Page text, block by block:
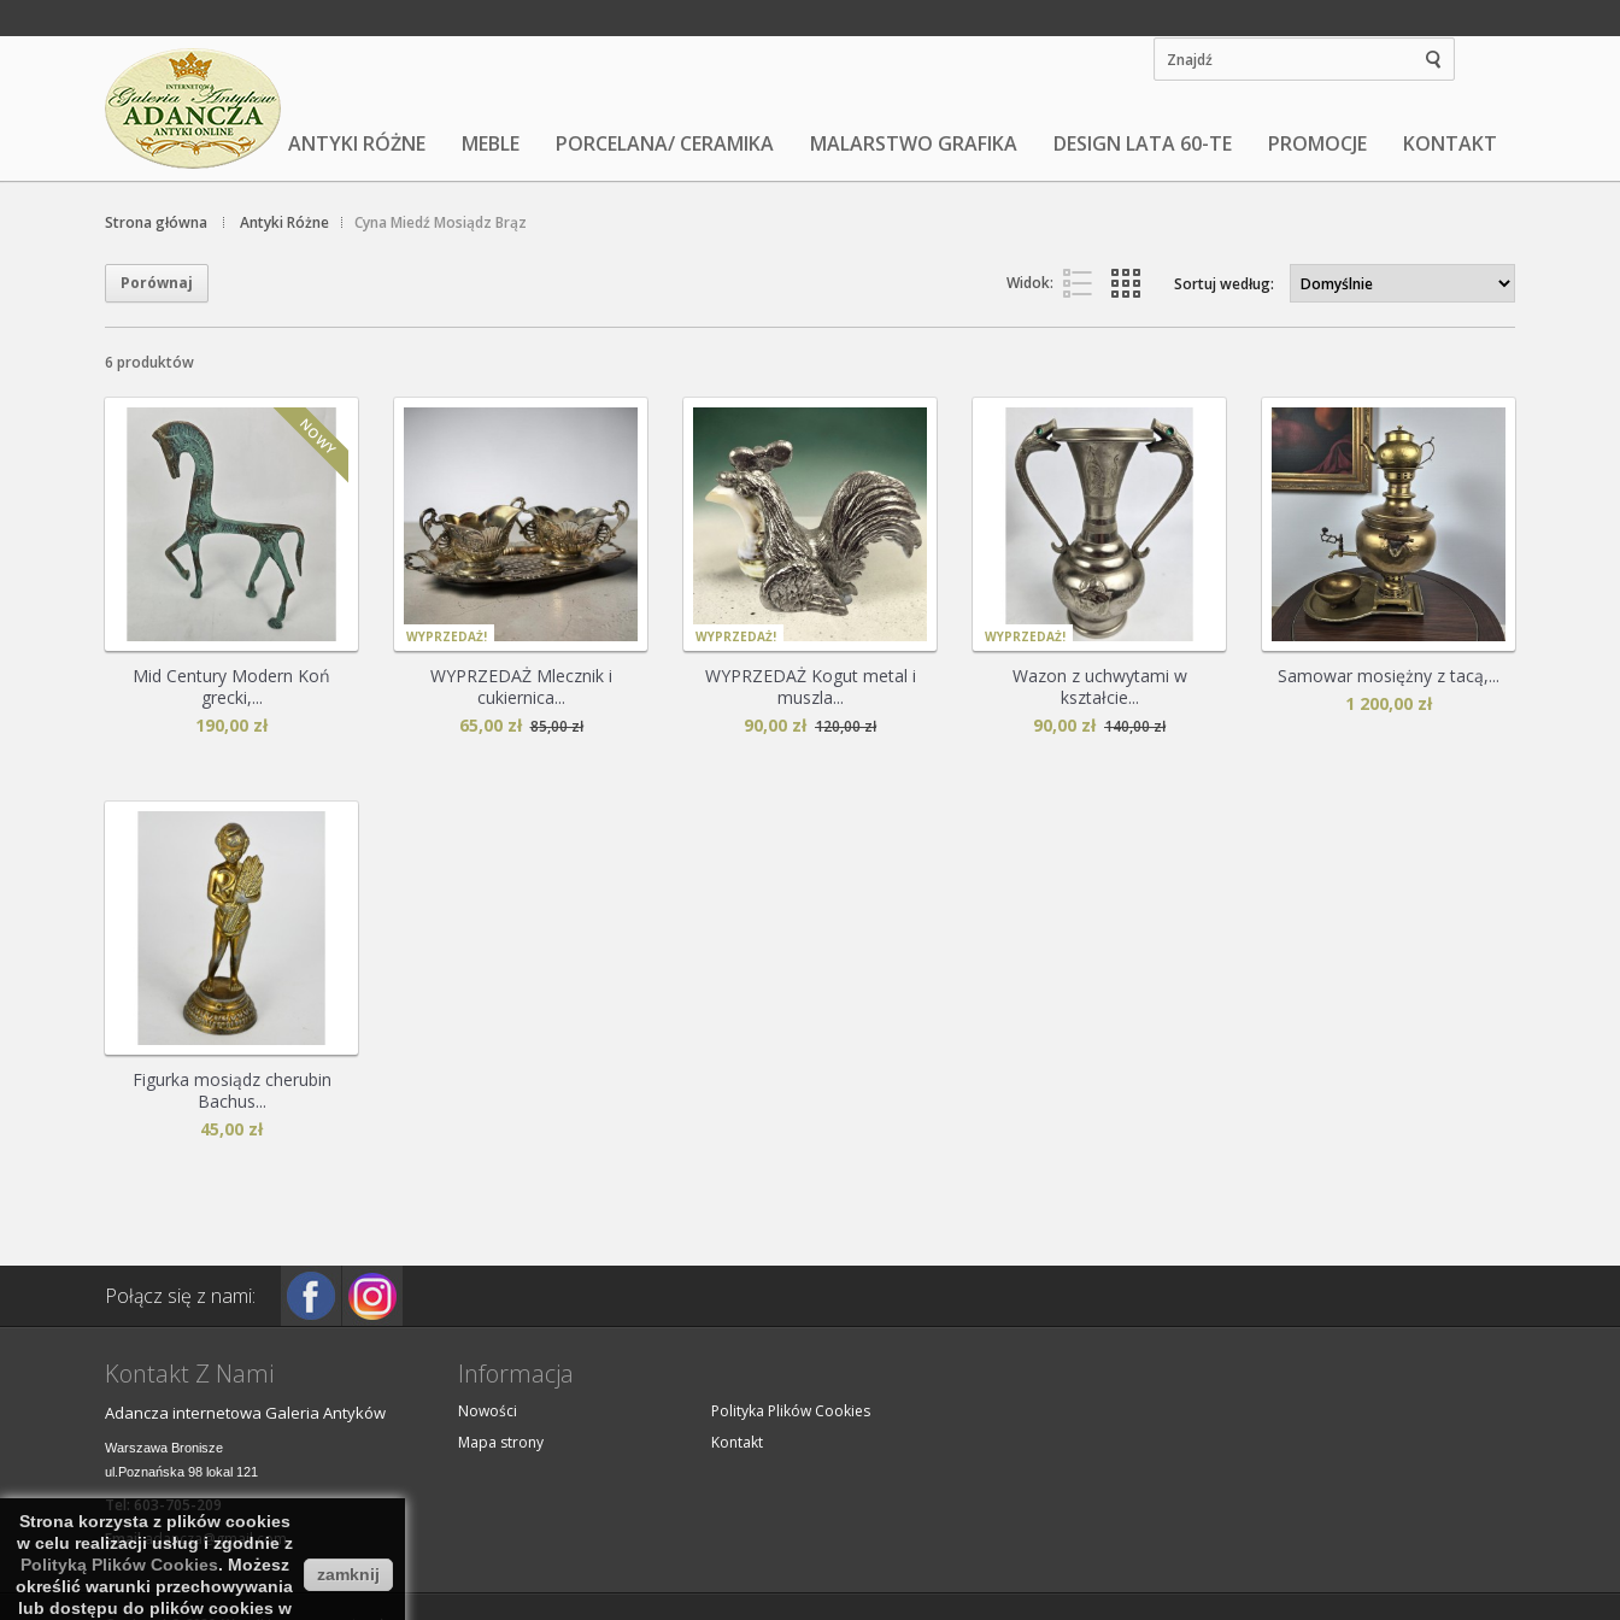
ANTYKI RÓŻNE MEBLE PORCELANA/ CERAMIKA MALARSTWO GRAFIKA DESIGN LATA 60-TE PROMOCJE KONTAKT
Strona główna Antyki Różne Cyna Miedź Mosiądz Brąz
Sortuj według:
Widok:
6 produktów
NOWY
Mid Century Modern Koń
grecki,...
190,00 zł
WYPRZEDAŻ Mlecznik i
cukiernica...
65,00 zł 85,00 zł
WYPRZEDAŻ!
WYPRZEDAŻ Kogut metal i
muszla...
90,00 zł 120,00 zł
WYPRZEDAŻ!
Wazon z uchwytami w
kształcie...
90,00 zł 140,00 zł
WYPRZEDAŻ!
Samowar mosiężny z tacą,...
1 200,00 zł
Figurka mosiądz cherubin
Bachus...
45,00 zł
Połącz się z nami:
Kontakt Z Nami
Adancza internetowa Galeria Antyków
Warszawa Bronisze
ul.Poznańska 98 lokal 121
Tel: 603-705-209
Emailadancza@gmail.com
Informacja
Nowości
Mapa strony
Polityka Plików Cookies
Kontakt
Strona korzysta z plików cookies
w celu realizacji usług i zgodnie z
Polityką Plików Cookies. Możesz
określić warunki przechowywania
lub dostępu do plików cookies w
zamknij